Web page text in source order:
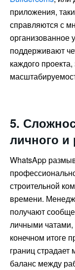
приложения,
справляются с
организованное
поддерживают
каждого
5.
личного и
WhatsApp
строительной
времени.
получают
личными чатами,
конечном итоге
границ
баланс между